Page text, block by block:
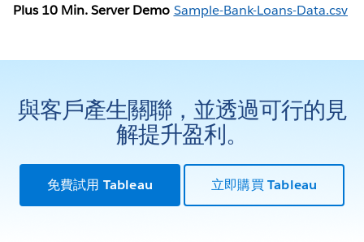
Plus 10 Min. Server Demo Sample-Bank-Loans-Data.csv
與客戶產生關聯，並透過可行的見
解提升盈利。
免費試用 Tableau 立即購買 Tableau